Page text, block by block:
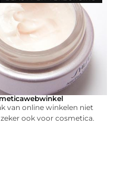
van online winkelen niet
ook voor cosmetica.